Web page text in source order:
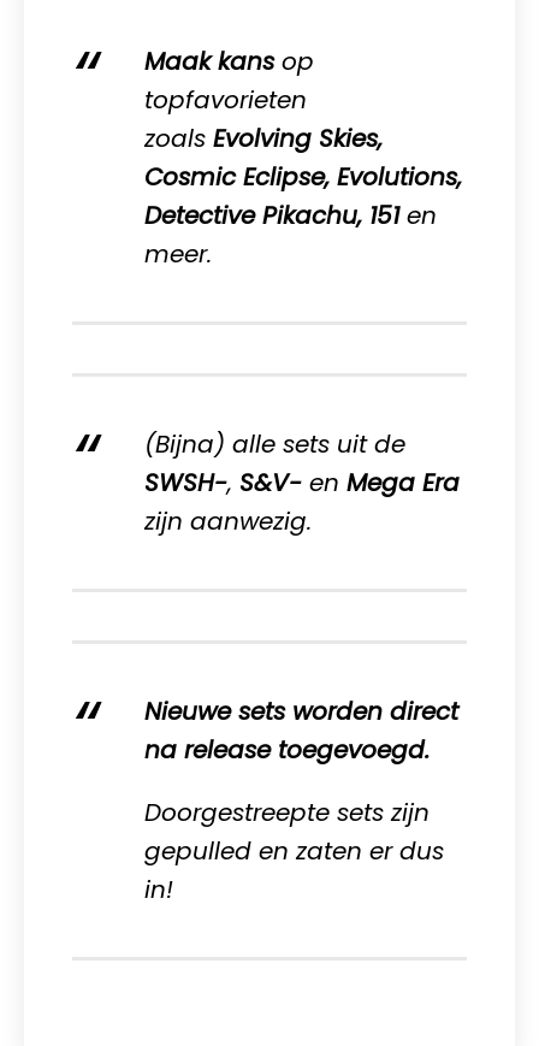
Maak kansop
topfavorieten
zoals Evolving Skies,
Cosmic Eclipse, Evolutions,
Detective Pikachu, 151en
meer.
(Bijna) alle sets uit de
SWSH-, S&V- en Mega Era
zijn aanwezig.
Nieuwe sets worden direct
na release toegevoegd.
Doorgestreepte sets zijn
gepulled en zaten er dus
in!